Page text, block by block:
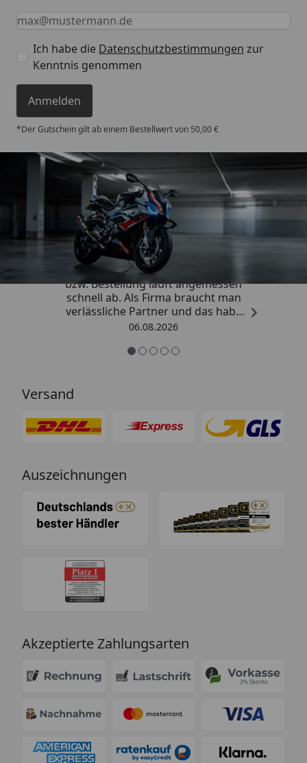
Keine Eingabe erforderlich
Eingabe erforderlich
E-Mail *
Ich habe die Datenschutzbestimmungen zur
Kenntnis genommen
Anmelden
*Der Gutschein gilt ab einem Bestellwert von 50,00 €
Trusted Shops
4,85/ 5
„Die Abwicklung eines Auftrages
bzw. Bestellung läuft angemessen
schnell ab. Als Firma braucht man
verlässliche Partner und das habe
ich hier gefunden.“
06.08.2026
Versand
Auszeichnungen
Akzeptierte Zahlungsarten